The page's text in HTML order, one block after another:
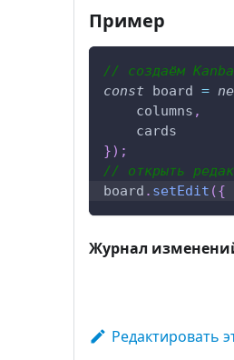
Пример
// создаём
const board =
    columns
,
    cards
}) ;
// открыть
board . setEdit ({
Журнал
Редактировать